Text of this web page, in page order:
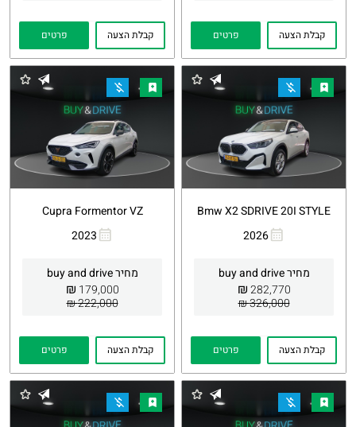
קבלת הצעה פרטים קבלת הצעה פרטים
Bmw X2 SDRIVE 20I STYLE
2026
מחיר buy and drive
282,770
₪
326,000 ₪
Whatsapp
קבלת הצעה פרטים
Cupra Formentor VZ
2023
מחיר buy and drive
179,000
₪
222,000 ₪
Whatsapp
קבלת הצעה פרטים